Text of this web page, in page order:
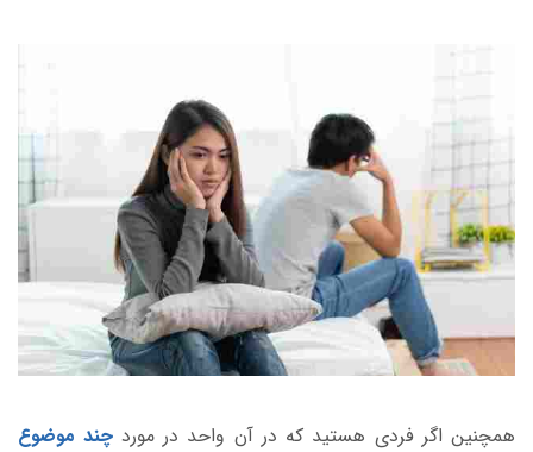
همچنین اگر فردی هستید که در آن واحد در مورد چند موضوع